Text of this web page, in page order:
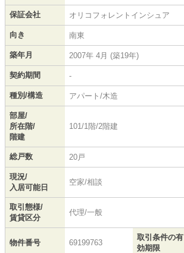
保証会社 オリコフォレントインシュア
向き 南東
築年月 2007年 4月 (築19年)
契約期間 -
種別/構造 アパート/木造
部屋/
所在階/
階建
101/1階/2階建
総戸数 20戸
現況/
入居可能日
空家/相談
取引態様/
賃貸区分
代理/一般
物件番号 69199763
取引条件の有
効期限